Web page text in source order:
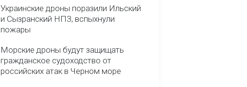
Украинские дроны поразили Ильский
и Сызранский НПЗ, вспыхнули
пожары
Морские дроны будут защищать
гражданское судоходство от
российских атак в Черном море